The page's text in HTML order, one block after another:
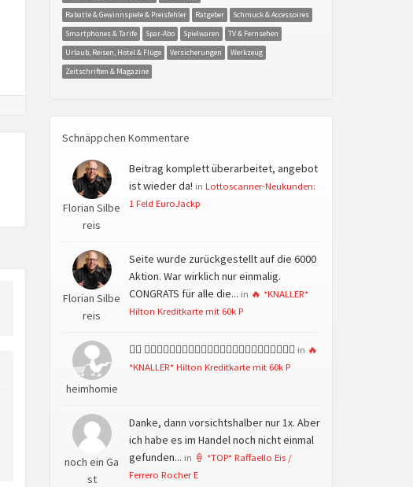
Rabatte & Gewinnspiele & Preisfehler
Ratgeber
Schmuck & Accessoires
Smartphones & Tarife
Spar-Abo Spielwaren
TV & Fernsehen
Urlaub, Reisen, Hotel & Flüge
Versicherungen
Werkzeug
Zeitschriften & Magazine
Schnäppchen Kommentare
Florian Silbe
reis
Beitrag komplett überarbeitet, angebot
ist wieder da! in Lottoscanner-Neukunden:
1 Feld EuroJackp
Florian Silbe
reis
Seite wurde zurückgestellt auf die 6000
Aktion. War wirklich nur einmalig.
CONGRATS für alle die... in 🔥 *KNALLER*
Hilton Kreditkarte mit 60k P
heimhomie
👍🏻 👍🏻👍🏻👍🏻👍🏻👍🏻👍🏻👍🏻👍🏻👍🏻👍🏻👍🏻👍🏻 in 🔥
*KNALLER* Hilton Kreditkarte mit 60k P
noch ein Ga
st
Danke, dann vorsichtshalber nur 1x. Aber
ich habe es im Handel noch nicht einmal
gefunden... in 🍦 *TOP* Raffaello Eis /
Ferrero Rocher E